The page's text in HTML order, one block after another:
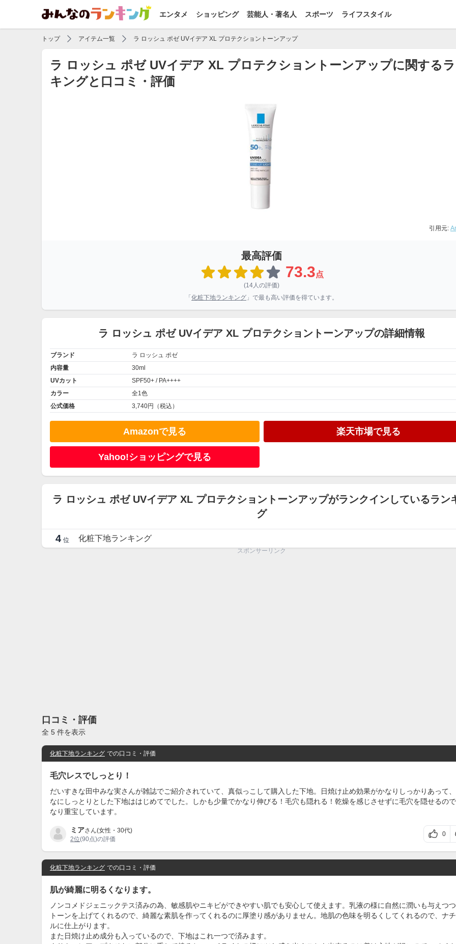
エンタメ ショッピング 芸能人・著名人 スポーツ ライフスタイル
トップ アイテム一覧 ラ ロッシュ ポゼ UVイデア XL プロテクショントーンアップ
ラ ロッシュ ポゼ UVイデア XL プロテクショントーンアップに関する
キングと口コミ・評価
引用元:
最高評価
73.3点
(14人の評価)
「 化粧下地ランキング 」で最も高い評価を得ています。
ラ ロッシュ ポゼ UVイデア XL プロテクショントーンアップの詳細情報
ブランド
ラ ロッシュ ポゼ
内容量
30ml
UVカット
SPF50+ / PA++++
カラー
全1色
公式価格
3,740円（税込）
Amazonで見る 楽天市場で見る
Yahoo!ショッピングで見る
ラ ロッシュ ポゼ UVイデア XL プロテクショントーンアップがランクインしているラン
グ
4 位 化粧下地ランキング
スポンサーリンク
口コミ・評価
全 5 件を表示
化粧下地ランキング での口コミ・評価
毛穴レスでしっとり！
だいすきな田中みな実さんが雑誌でご紹介されていて、真似っこして購入した下地。日焼け止め効果がかなりしっかりあって
なにしっとりとした下地ははじめてでした。しかも少量でかなり伸びる！毛穴も隠れる！乾燥を感じさせずに毛穴を隠せるの
なり重宝しています。
ミアさん(女性・30代)
2位(90点)の評価
0
化粧下地ランキング での口コミ・評価
肌が綺麗に明るくなります。
ノンコメドジェニックテス済みの為、敏感肌やニキビができやすい肌でも安心して使えます。乳液の様に自然に潤いも与えつ
トーンを上げてくれるので、綺麗な素肌を作ってくれるのに厚塗り感がありません。地肌の色味を明るくしてくれるので、ナ
ルに仕上がります。
また日焼け止め成分も入っているので、下地はこれ一つで済みます。